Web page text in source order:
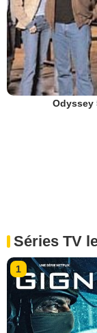
Odyssey
Séries TV
1